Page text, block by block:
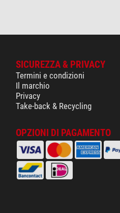
SICUREZZA & PRIVACY
Termini e condizioni
Il marchio
Privacy
Take-back & Recycling
OPZIONI DI PAGAMENTO